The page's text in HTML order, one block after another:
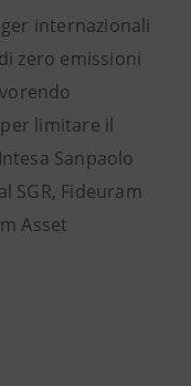
internazionali
zero emissioni
limitare il
Sanpaolo
SGR, Fideuram
Asset